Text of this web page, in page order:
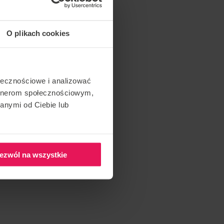
O plikach cookies
i analizować
społecznościowym,
od Ciebie lub
na wszystkie